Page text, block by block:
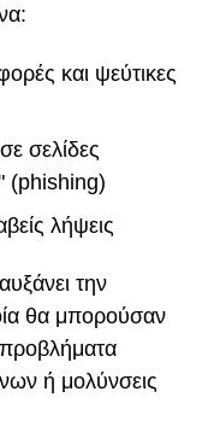
και ψεύτικες
σελίδες
(phishing)
λήψεις
την
θα μπορούσαν
ή μολύνσεις